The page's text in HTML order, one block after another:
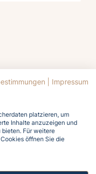
Impressum
platzieren, um
Inhalte anzuzeigen und
bieten. Für weitere
öffnen Sie die